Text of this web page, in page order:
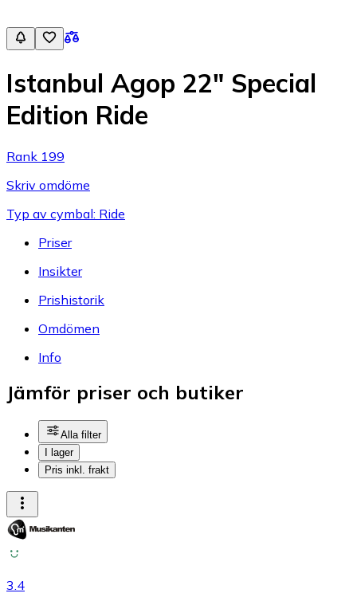
Istanbul Agop 22″ Special
Edition Ride
Rank 199
Skriv omdöme
Typ av cymbal: Ride
Priser
Insikter
Prishistorik
Omdömen
Info
Jämför priser och butiker
Alla filter
I lager
Pris inkl. frakt
3.4